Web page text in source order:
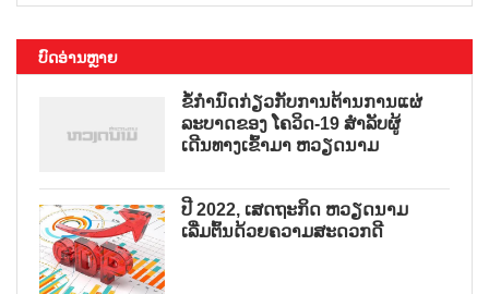
ບົດອ່ານຫຼາຍ
ຂໍ້ກຳນົດກ່ຽວກັບການຕ້ານການແຜ່
ລະບາດຂອງ ໂຄວິດ-19 ສຳລັບຜູ້
ເດີນທາງເຂົ້າມາ ຫວຽດນາມ
ປີ 2022, ເສດຖະກິດ ຫວຽດນາມ
ເລີ່ມຕົ້ນດ້ວຍຄວາມສະດວກດີ